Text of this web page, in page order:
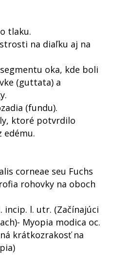
tlaku.
na diaľku aj na
oka, kde boli
(guttata) a
(fundu).
ktoré potvrdilo
edému.
corneae seu Fuchs
rohovky na oboch
incip. l. utr. (Začínajúci
Myopia modica oc.
krátkozrakosť na